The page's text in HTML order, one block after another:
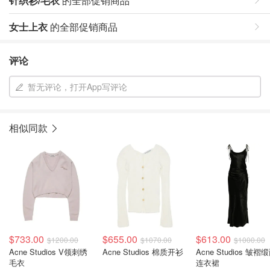
女士上衣 的全部促销商品
评论
暂无评论，打开App写评论
相似同款
$733.00 $1200.00
Acne Studios V领刺绣
毛衣
$655.00 $1070.00
Acne Studios 棉质开衫
$613.00 $1000.00
Acne Studios 皱褶
连衣裙